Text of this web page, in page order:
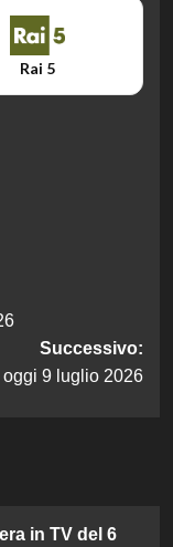
Rai 5
Successivo:
9 luglio 2026
in TV del 6